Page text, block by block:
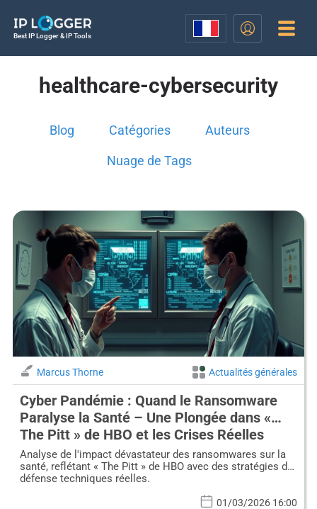
Best IP Logger & IP Tools
healthcare-cybersecurity
Blog Catégories Auteurs
Nuage de Tags
Marcus Thorne Actualités générales
Cyber Pandémie : Quand le Ransomware
Paralyse la Santé – Une Plongée dans «
The Pitt » de HBO et les Crises Réelles
Analyse de l'impact dévastateur des ransomwares sur la
santé, reflétant « The Pitt » de HBO avec des stratégies de
défense techniques réelles.
01/03/2026 16:00